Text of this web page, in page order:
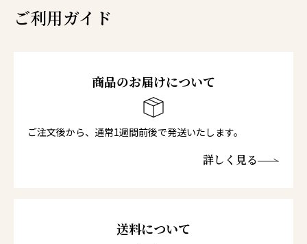
ご利用ガイド
商品のお届けについて
ご注文後から、通常1週間前後で発送いたします。
詳しく見る
送料について